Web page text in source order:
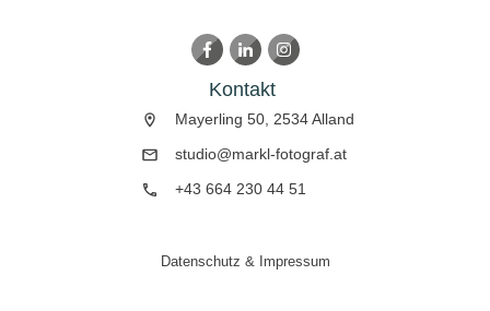
Kontakt
Mayerling 50, 2534 Alland
studio@markl-fotograf.at
+43 664 230 44 51
Datenschutz & Impressum